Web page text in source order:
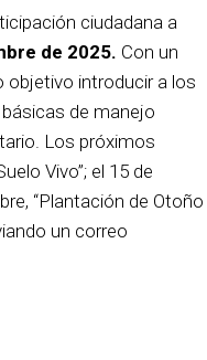
ciudadana a
de 2025. Con un
introducir a los
de manejo
Los próximos
Vivo”; el 15 de
“Plantación de Otoño
un correo